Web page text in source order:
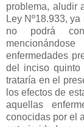
problema, aludir
Ley Nº18.933,
no podrá
enfermedades
del inciso quinto
trataría en el
los efectos de
aquellas
conocidas por el